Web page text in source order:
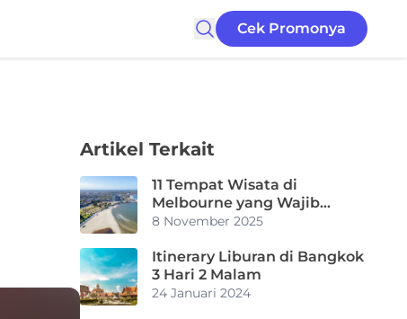
Cek Promonya
Artikel Terkait
11 Tempat Wisata di
Melbourne yang Wajib
Dikunjungi, Bikin Liburan
8 November 2025
Itinerary Liburan di Bangkok
3 Hari 2 Malam
24 Januari 2024